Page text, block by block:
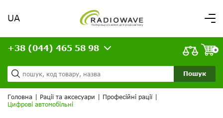
Вітаємо,
увійдіть в особистий кабінет
Доставка та оплата
Кредит
Статті
ВАШЕ ЗАМОВЛЕННЯ
UA
Пошук
+38 (044) 465 58 98 0
Головна Рації та аксесуари Професійні рації
Цифрові автомобільні